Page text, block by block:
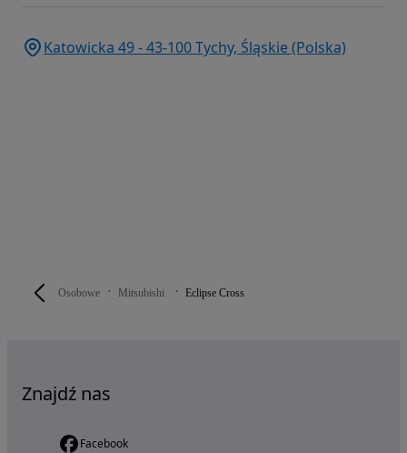
Osobowe Mitsubishi Eclipse Cross
Katowicka 49 - 43-100 Tychy, Śląskie (Polska)
Znajdź nas
Facebook